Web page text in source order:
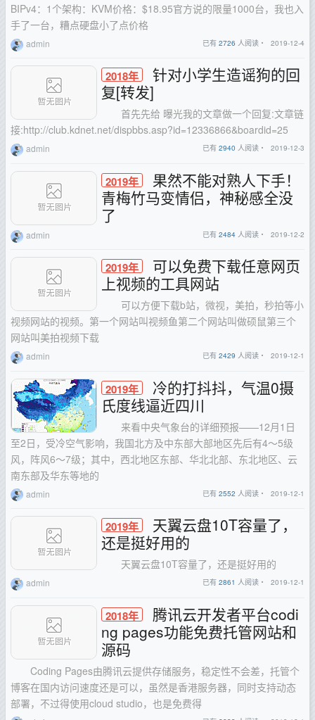
BIPv4：1个架构：KVM价格：$18.95官方说的限量1000台，我也入
手了一台，糟点硬盘小了点价格
admin 已有 2726 人阅读・ 2019-12-4
2018年
针对小学生造谣狗的回
复[转发]
首先先给 曝光我的文章做一个回复:文章链
接:http://club.kdnet.net/dispbbs.asp?id=12336866&boardid=25
admin 已有 2940 人阅读・ 2019-12-3
2019年
果然不能对熟人下手！
青梅竹马变情侣，神秘感全没
了
admin 已有 2484 人阅读・ 2019-12-2
2019年
可以免费下载任意网页
上视频的工具网站
可以方便下载b站，微视，美拍，秒拍等小
视频网站的视频。第一个网站叫视频鱼第二个网站叫做硕鼠第三个
网站叫美拍视频下载
admin 已有 2429 人阅读・ 2019-12-1
2019年
冷的打抖抖，气温0摄
氏度线逼近四川
来看中央气象台的详细预报——12月1日
至2日，受冷空气影响，我国北方及中东部大部地区先后有4～5级
风，阵风6～7级；其中，西北地区东部、华北北部、东北地区、云
南东部及华东等地的
admin 已有 2552 人阅读・ 2019-12-1
2019年
天翼云盘10T容量了，
还是挺好用的
天翼云盘10T容量了，还是挺好用的
admin 已有 2861 人阅读・ 2019-12-1
2018年
腾讯云开发者平台codi
ng pages功能免费托管网站和
源码
Coding Pages由腾讯云提供存储服务，稳定性不会差，托管个
博客在国内访问速度还是可以，虽然是香港服务器，同时支持动态
部署，不过得使用cloud studio，也是免费得